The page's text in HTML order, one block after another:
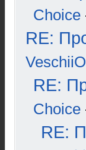
Choice
RE:
RE:
Choice
RE: